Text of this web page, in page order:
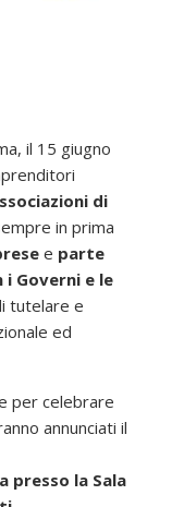
il 15 giugno
di
in prima
e parte
Governi e le
tutelare e
ed
per celebrare
annunciati il
presso la Sala